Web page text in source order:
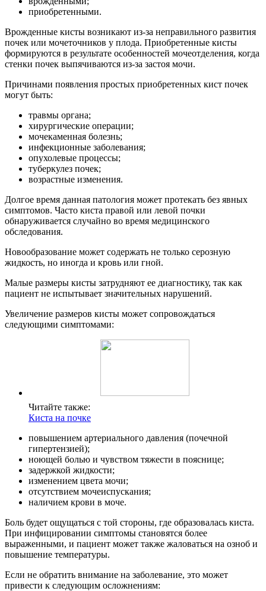
приобретенными.
Врожденные кисты возникают из-за неправильного развития
почек или мочеточников у плода. Приобретенные кисты
формируются в результате особенностей мочеотделения, когда
стенки почек выпячиваются из-за застоя мочи.
Причинами появления простых приобретенных кист почек
могут быть:
травмы органа;
хирургические операции;
мочекаменная болезнь;
инфекционные заболевания;
опухолевые процессы;
туберкулез почек;
возрастные изменения.
Долгое время данная патология может протекать без явных
симптомов. Часто киста правой или левой почки
обнаруживается случайно во время медицинского
обследования.
Новообразование может содержать не только серозную
жидкость, но иногда и кровь или гной.
Малые размеры кисты затрудняют ее диагностику, так как
пациент не испытывает значительных нарушений.
Увеличение размеров кисты может сопровождаться
следующими симптомами:
Читайте также:
Киста на почке
повышением артериального давления (почечной
гипертензией);
ноющей болью и чувством тяжести в пояснице;
задержкой жидкости;
изменением цвета мочи;
отсутствием мочеиспускания;
наличием крови в моче.
Боль будет ощущаться с той стороны, где образовалась киста.
При инфицировании симптомы становятся более
выраженными, и пациент может также жаловаться на озноб и
повышение температуры.
Если не обратить внимание на заболевание, это может
привести к следующим осложнениям: